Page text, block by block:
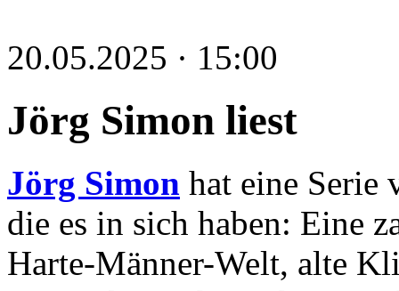
20.05.2025 · 15:00
Jörg Simon liest
Jörg Simon hat eine Serie
die es in sich haben: Eine
Harte-Männer-Welt, alte